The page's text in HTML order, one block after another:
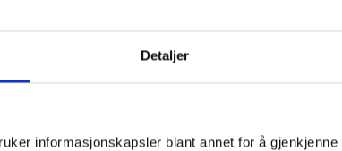
Detaljer
informasjonskapsler blant annet for å